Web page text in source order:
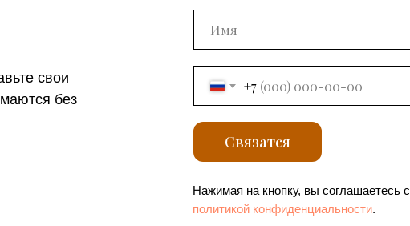
свои
без
+7
Связатся
Нажимая на кнопку, вы соглашаетесь с
политикой конфиденциальности.